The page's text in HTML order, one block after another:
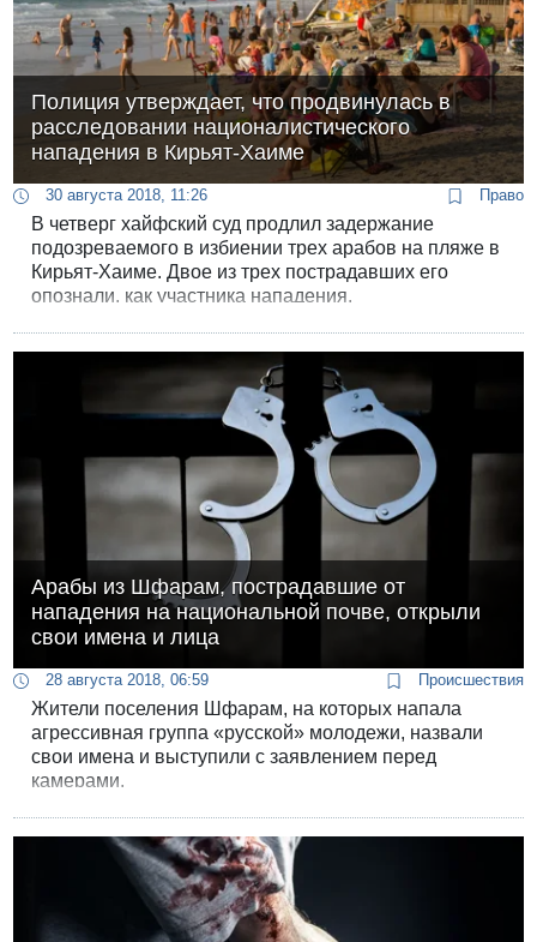
Полиция утверждает, что продвинулась в
расследовании националистического
нападения в Кирьят-Хаиме
30 августа 2018, 11:26 Право
В четверг хайфский суд продлил задержание
подозреваемого в избиении трех арабов на пляже в
Кирьят-Хаиме. Двое из трех пострадавших его
опознали, как участника нападения.
Арабы из Шфарам, пострадавшие от
нападения на национальной почве, открыли
свои имена и лица
28 августа 2018, 06:59 Происшествия
Жители поселения Шфарам, на которых напала
агрессивная группа «русской» молодежи, назвали
свои имена и выступили с заявлением перед
камерами.